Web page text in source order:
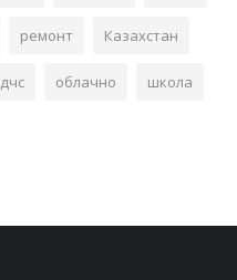
ремонт Казахстан
дчс облачно школа